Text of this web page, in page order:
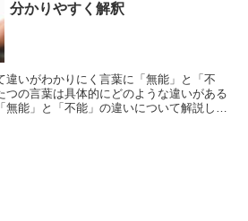
分かりやすく解釈
違いがわかりにく言葉に「無能」と「不
つの言葉は具体的にどのような違いがある
能」と「不能」の違いについて解説しま